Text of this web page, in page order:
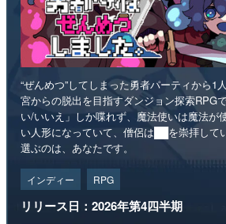
“ぜんめつ”してしまった勇者パーティから1
宮からの脱出を目指すダンジョン探索RPG
い/いいえ」しか喋れず、魔法使いは魔法が
い人形になっていて、僧侶は██を崇拝して
選ぶのは、あなたです。
インディー RPG
リリース日：2026年第4四半期